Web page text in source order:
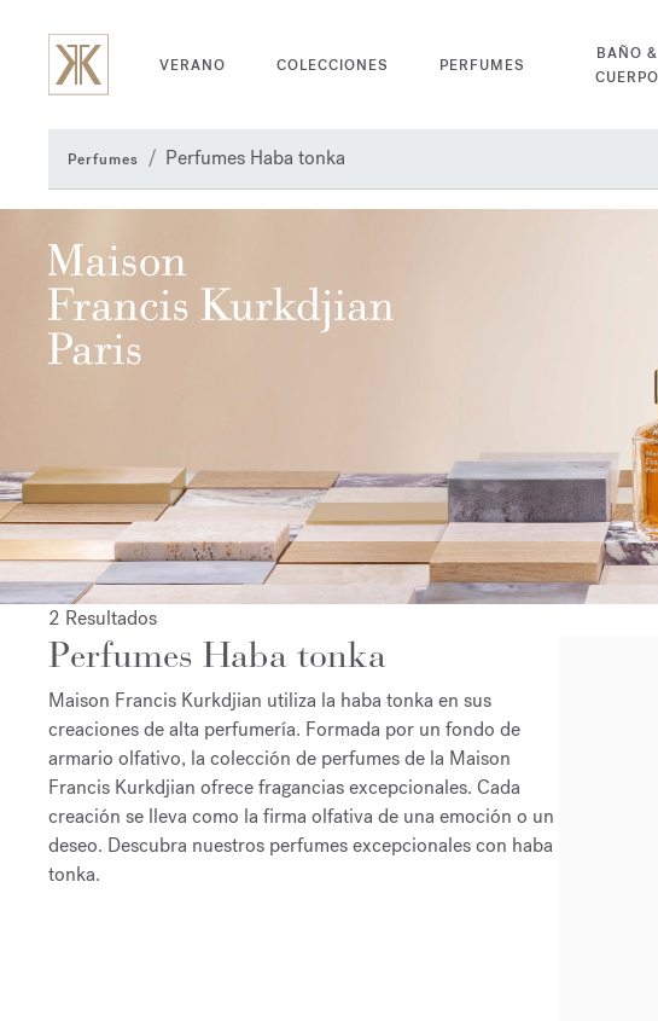
VERANO COLECCIONES PERFUMES
BAÑO &
CUERPO
Perfumes Perfumes Haba tonka
2 Resultados
Perfumes Haba tonka
Maison Francis Kurkdjian utiliza la haba tonka en sus
creaciones de alta perfumería. Formada por un fondo de
armario olfativo, la colección de perfumes de la Maison
Francis Kurkdjian ofrece fragancias excepcionales. Cada
creación se lleva como la firma olfativa de una emoción o un
deseo. Descubra nuestros perfumes excepcionales con haba
tonka.